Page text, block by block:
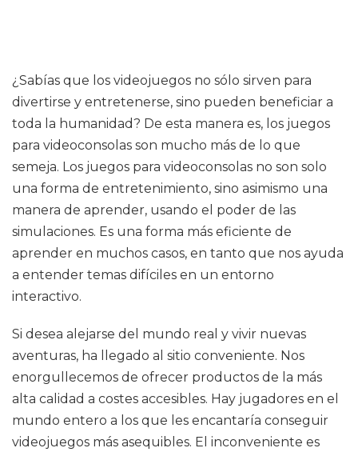
¿Sabías que los videojuegos no sólo sirven para
divertirse y entretenerse, sino pueden beneficiar a
toda la humanidad? De esta manera es, los juegos
para videoconsolas son mucho más de lo que
semeja. Los juegos para videoconsolas no son solo
una forma de entretenimiento, sino asimismo una
manera de aprender, usando el poder de las
simulaciones. Es una forma más eficiente de
aprender en muchos casos, en tanto que nos ayuda
a entender temas difíciles en un entorno
interactivo.
Si desea alejarse del mundo real y vivir nuevas
aventuras, ha llegado al sitio conveniente. Nos
enorgullecemos de ofrecer productos de la más
alta calidad a costes accesibles. Hay jugadores en el
mundo entero a los que les encantaría conseguir
videojuegos más asequibles. El inconveniente es